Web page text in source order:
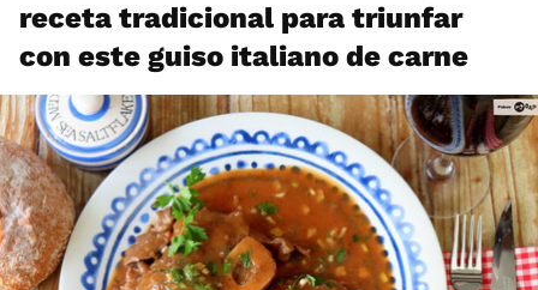
receta tradicional para triunfar
con este guiso italiano de carne